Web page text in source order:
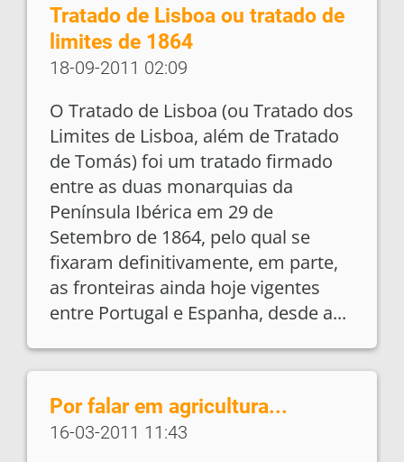
Tratado de Lisboa ou tratado de
limites de 1864
18-09-2011 02:09
O Tratado de Lisboa (ou Tratado dos
Limites de Lisboa, além de Tratado
de Tomás) foi um tratado firmado
entre as duas monarquias da
Península Ibérica em 29 de
Setembro de 1864, pelo qual se
fixaram definitivamente, em parte,
as fronteiras ainda hoje vigentes
entre Portugal e Espanha, desde a...
Por falar em agricultura...
16-03-2011 11:43